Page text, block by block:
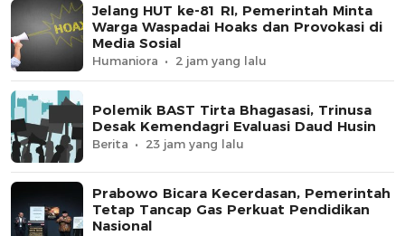
Jelang HUT ke-81 RI, Pemerintah Minta
Warga Waspadai Hoaks dan Provokasi di
Media Sosial
Humaniora 2 jam yang lalu
Polemik BAST Tirta Bhagasasi, Trinusa
Desak Kemendagri Evaluasi Daud Husin
Berita 23 jam yang lalu
Prabowo Bicara Kecerdasan, Pemerintah
Tetap Tancap Gas Perkuat Pendidikan
Nasional